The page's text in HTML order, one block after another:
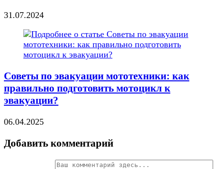
31.07.2024
Советы по эвакуации мототехники: как
правильно подготовить мотоцикл к
эвакуации?
06.04.2025
Добавить комментарий